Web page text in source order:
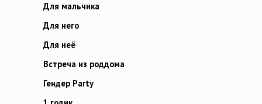
Для мальчика
Для него
Для неё
Встреча из роддома
Гендер Party